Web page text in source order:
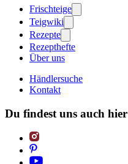
Frischteige
Teigwiki
Rezepte
Rezepthefte
Über uns
Händlersuche
Kontakt
Du findest uns auch hier